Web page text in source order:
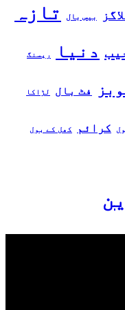
بیس بال
تازہ
دنیا ریسنگ
فٹ بال لڑاکا
کرائم کھل کے بول